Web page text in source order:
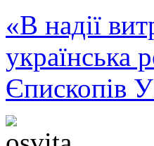
«В надії
українська
Єпископів